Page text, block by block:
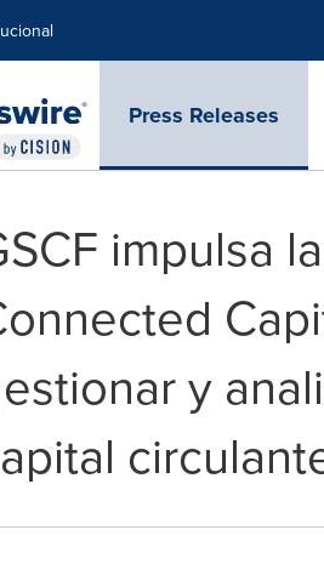
Press Releases
impulsa
y